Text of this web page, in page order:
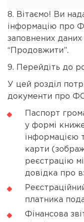
8. Вітаємо! Ви
інформацію про
заповнених даних
“Продовжити”.
9. Перейдіть до
У цей розділ
документи про
Паспорт
у формі
інформацією
карти
реєстрацію
довідка про
платника
Фінансова